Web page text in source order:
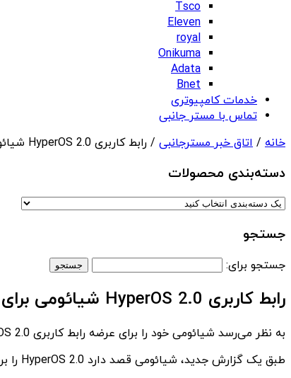
Tsco
Eleven
royal
Onikuma
Adata
Bnet
خدمات کامپیوتری
تماس با مستر جانبی
خانه / اتاق خبر مسترجانبی / رابط کاربری HyperOS 2.0 شیائومی برای گوشی‌های بیشتری عرضه می‌شود
دسته‌بندی‌ محصولات
جستجو
جستجو برای:
رابط کاربری HyperOS 2.0 شیائومی برای گوشی‌های بیشتری عرضه می‌شود
به نظر می‌رسد شیائومی خود را برای عرضه رابط کاربری HyperOS 2.0 آماده می‌کند و آن را برای رفع مشکلات نسخه قبلی ارائه خواهد کرد.
طبق یک گزارش جدید، شیائومی قصد دارد HyperOS 2.0 را برای روان‌تر کردن تجربه کاربری کاربران خود عرضه کند.